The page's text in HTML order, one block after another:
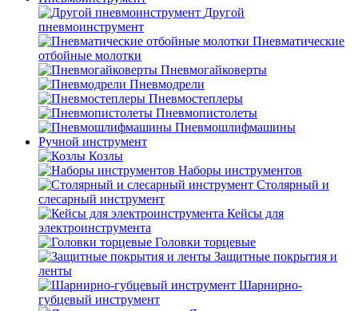
Другой
пневмоинструмент
Пневматические
отбойные молотки
Пневмогайковерты
Пневмодрели
Пневмостеплеры
Пневмопистолеты
Пневмошлифмашины
Ручной инструмент
Козлы
Наборы инструментов
Столярный и
слесарный инструмент
Кейсы для
электроинструмента
Головки торцевые
Защитные покрытия и
ленты
Шарнирно-
губцевый инструмент